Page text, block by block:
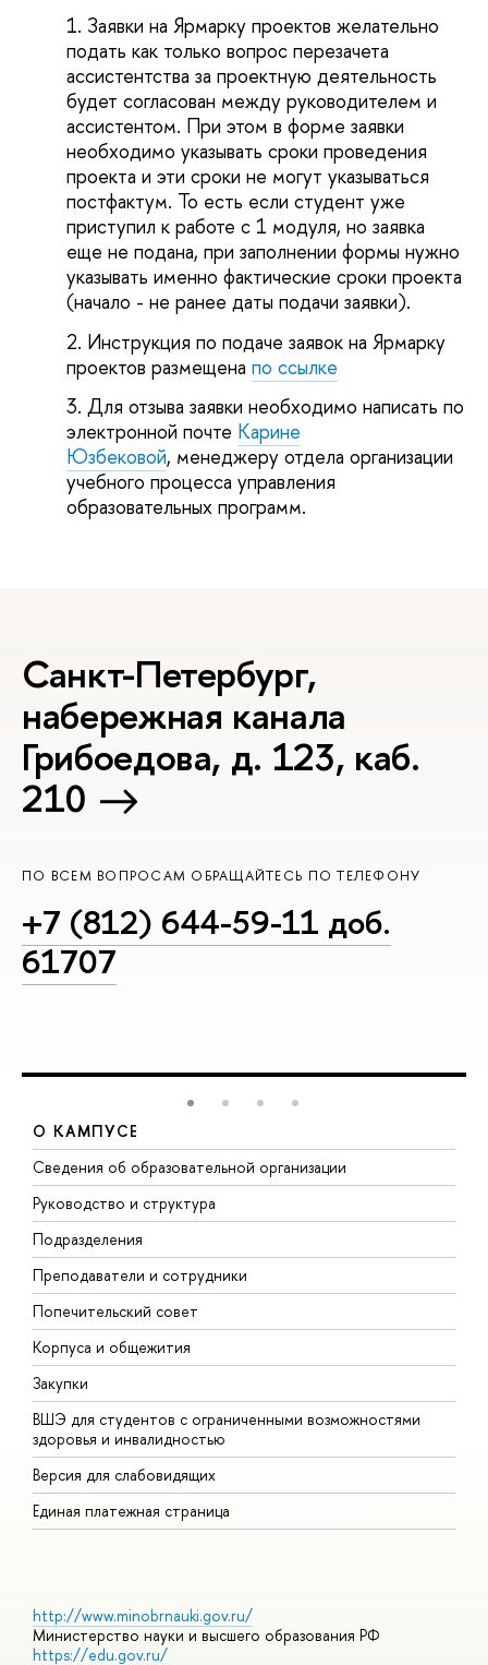
Заявки на Ярмарку проектов желательно
подать как только вопрос перезачета
ассистентства за проектную деятельность
будет согласован между руководителем и
ассистентом. При этом в форме заявки
необходимо указывать сроки проведения
проекта и эти сроки не могут указываться
постфактум. То есть если студент уже
приступил к работе с 1 модуля, но заявка
еще не подана, при заполнении формы нужно
указывать именно фактические сроки проекта
(начало - не ранее даты подачи заявки).
Инструкция по подаче заявок на Ярмарку
проектов размещенапо ссылке
Для отзыва заявки необходимо написать по
электронной почте Карине
Юзбековой, менеджеру отдела организации
учебного процесса управления
образовательных программ.
Санкт-Петербург,
набережная канала
Грибоедова, д. 123, каб.
210
ПО ВСЕМ ВОПРОСАМ ОБРАЩАЙТЕСЬ ПО ТЕЛЕФОНУ
+7 (812) 644-59-11 доб.
61707
О КАМПУСЕ
Сведения об образовательной организации
Руководство и структура
Подразделения
Преподаватели и сотрудники
Попечительский совет
Корпуса и общежития
Закупки
ВШЭ для студентов с ограниченными возможностями
здоровья и инвалидностью
Версия для слабовидящих
Единая платежная страница
http://www.minobrnauki.gov.ru/
Министерство науки и высшего образования РФ
https://edu.gov.ru/